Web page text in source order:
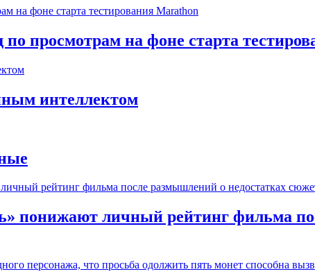
по просмотрам на фоне старта
интеллектом
понижают личный рейтинг фильма